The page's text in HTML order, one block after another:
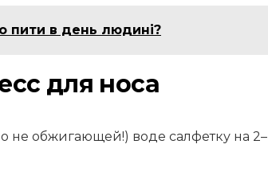
пити в день людині?
для носа
не обжигающей!) воде салфетку на 2–